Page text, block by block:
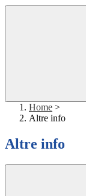
Home >
Altre info
Altre info